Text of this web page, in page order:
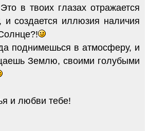
в твоих глазах отражается
и создается иллюзия наличия
поднимешься в атмосферу, и
Землю, своими голубыми
и любви тебе!